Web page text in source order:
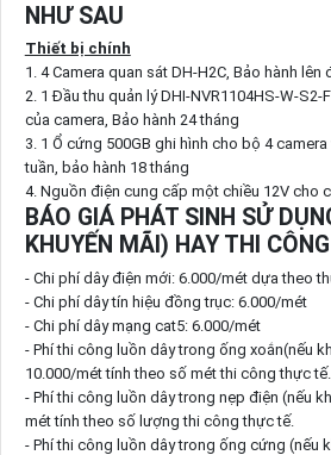
NHƯ SAU
Thiết bị chính
1. 4 Camera quan sát DH-H2C, Bảo hành lên
2. 1 Đầu thu quản lý DHI-NVR1104HS-W-S2-
của camera, Bảo hành 24 tháng
3. 1 Ổ cứng 500GB ghi hình cho bộ 4
tuần, bảo hành 18 tháng
4. Nguồn điện cung cấp một chiều 12V cho
BÁO GIÁ PHÁT SINH SỬ
KHUYẾN MÃI) HAY THI
- Chi phí dây điện mới: 6.000/mét dựa theo
- Chi phí dây tín hiệu đồng trục: 6.000/mét
- Chi phí dây mạng cat5: 6.000/mét
- Phí thi công luồn dây trong ống xoắn(nếu
10.000/mét tính theo số mét thi công thực tế.
- Phí thi công luồn dây trong nẹp điện (nếu
mét tính theo số lượng thi công thực tế.
- Phí thi công luồn dây trong ống cứng (nếu